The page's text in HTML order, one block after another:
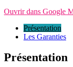
Ouvrir dans Google
Présentation
Les Garanties
Présentation